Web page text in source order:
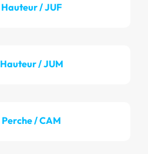
Hauteur / JUF
Hauteur / JUM
Perche / CAM